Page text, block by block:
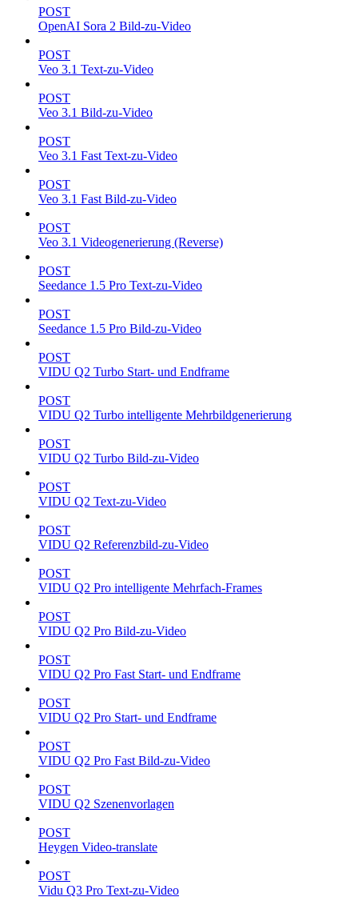
POST
OpenAI Sora 2 Bild-zu-Video
POST
Veo 3.1 Text-zu-Video
POST
Veo 3.1 Bild-zu-Video
POST
Veo 3.1 Fast Text-zu-Video
POST
Veo 3.1 Fast Bild-zu-Video
POST
Veo 3.1 Videogenerierung (Reverse)
POST
Seedance 1.5 Pro Text-zu-Video
POST
Seedance 1.5 Pro Bild-zu-Video
POST
VIDU Q2 Turbo Start- und Endframe
POST
VIDU Q2 Turbo intelligente Mehrbildgenerierung
POST
VIDU Q2 Turbo Bild-zu-Video
POST
VIDU Q2 Text-zu-Video
POST
VIDU Q2 Referenzbild-zu-Video
POST
VIDU Q2 Pro intelligente Mehrfach-Frames
POST
VIDU Q2 Pro Bild-zu-Video
POST
VIDU Q2 Pro Fast Start- und Endframe
POST
VIDU Q2 Pro Start- und Endframe
POST
VIDU Q2 Pro Fast Bild-zu-Video
POST
VIDU Q2 Szenenvorlagen
POST
Heygen Video-translate
POST
Vidu Q3 Pro Text-zu-Video